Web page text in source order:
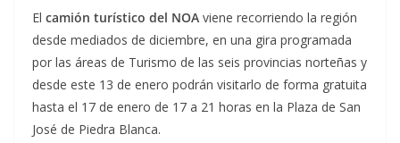
El camión turístico del NOA viene recorriendo la región
desde mediados de diciembre, en una gira programada
por las áreas de Turismo de las seis provincias norteñas y
desde este 13 de enero podrán visitarlo de forma gratuita
hasta el 17 de enero de 17 a 21 horas en la Plaza de San
José de Piedra Blanca.